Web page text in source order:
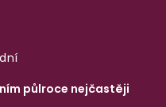
půlroce nejčastěji